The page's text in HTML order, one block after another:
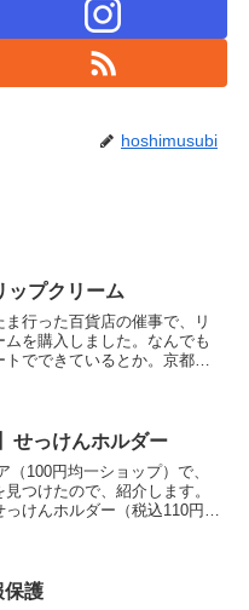
hoshimusubi
ップクリーム
ま行った百貨店の催事で、リ
ムを購入しました。なんでも
でできているとか。京都で
なかったけれど、...
せっけんホルダー
（100円均一ショップ）で、
つけたので、紹介します。
っけんホルダー（税込110円）
保護